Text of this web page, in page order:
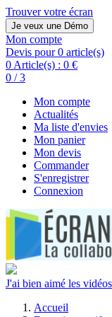
Trouver votre écran
Je veux une Démo
Mon compte
Devis pour 0 article(s)
0 Article(s) : 0 €
0 / 3
Mon compte
Actualités
Ma liste d'envies
Mon panier
Mon devis
Commander
S'enregistrer
Connexion
J'ai bien aimé les
Accueil